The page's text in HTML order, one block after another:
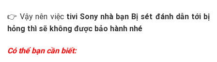
👉 Vậy nên việc tivi Sony nhà bạn Bị sét đánh dẫn tới bị
hỏng thì sẽ không được bảo hành nhé
Có thể bạn cần biết: